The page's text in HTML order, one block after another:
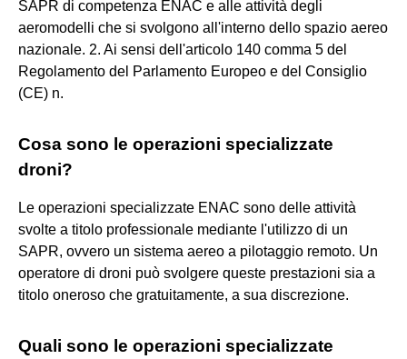
SAPR di competenza ENAC e alle attività degli
aeromodelli che si svolgono all'interno dello spazio aereo
nazionale. 2. Ai sensi dell'articolo 140 comma 5 del
Regolamento del Parlamento Europeo e del Consiglio
(CE) n.
Cosa sono le operazioni specializzate
droni?
Le operazioni specializzate ENAC sono delle attività
svolte a titolo professionale mediante l'utilizzo di un
SAPR, ovvero un sistema aereo a pilotaggio remoto. Un
operatore di droni può svolgere queste prestazioni sia a
titolo oneroso che gratuitamente, a sua discrezione.
Quali sono le operazioni specializzate